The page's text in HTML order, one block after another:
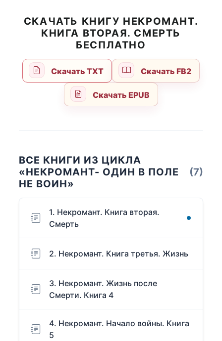
СКАЧАТЬ КНИГУ НЕКРОМАНТ.
КНИГА ВТОРАЯ. СМЕРТЬ
БЕСПЛАТНО
Скачать TXT Скачать FB2
Скачать EPUB
ВСЕ КНИГИ ИЗ ЦИКЛА
«НЕКРОМАНТ- ОДИН В ПОЛЕ
НЕ ВОИН»
(7)
1. Некромант. Книга вторая.
Смерть
2. Некромант. Книга третья. Жизнь
3. Некромант. Жизнь после
Смерти. Книга 4
4. Некромант. Начало войны. Книга
5